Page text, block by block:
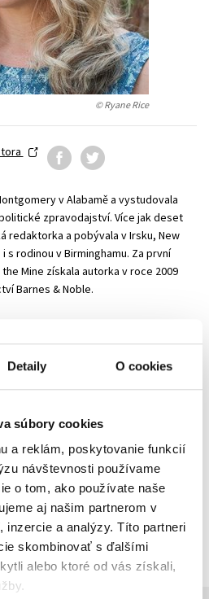
Detaily O cookies
súbory cookies
a reklám, poskytovanie funkcií
návštevnosti používame
o tom, ako používate naše
aj našim partnerom v
inzercie a analýzy. Títo partneri
skombinovať s ďalšími
alebo ktoré od vás získali,
Učebnice
Umenie a kultúra
Young adult
Young adult (SK)
a životný štýl
© Ryane Rice
v Alabamě a vystudovala
zpravodajství. Více jak deset
redaktorka a pobývala v Irsku, New
s rodinou v Birminghamu. Za první
Mine získala autorka v roce 2009
Barnes & Noble.
IBA DOSTUPNÉ